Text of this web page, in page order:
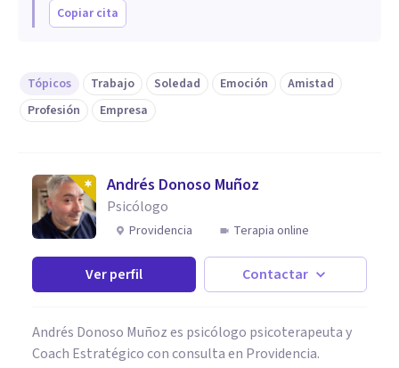
Copiar cita
Tópicos Trabajo Soledad Emoción
Amistad
Profesión
Empresa
Andrés Donoso Muñoz
Psicólogo
Providencia Terapia online
Ver perfil Contactar
Andrés Donoso Muñoz es psicólogo psicoterapeuta y
Coach Estratégico con consulta en Providencia.